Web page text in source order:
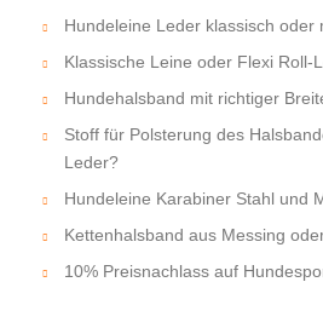
Hundeleine Leder klassisch oder
Klassische Leine oder Flexi Roll-
Hundehalsband mit richtiger
Stoff für Polsterung des
Leder?
Hundeleine Karabiner Stahl und
Kettenhalsband aus Messing
10% Preisnachlass auf